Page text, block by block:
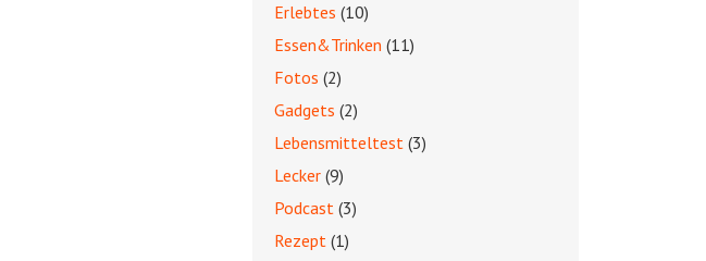
Erlebtes (10)
Essen&Trinken (11)
Fotos (2)
Gadgets (2)
Lebensmitteltest (3)
Lecker (9)
Podcast (3)
Rezept (1)